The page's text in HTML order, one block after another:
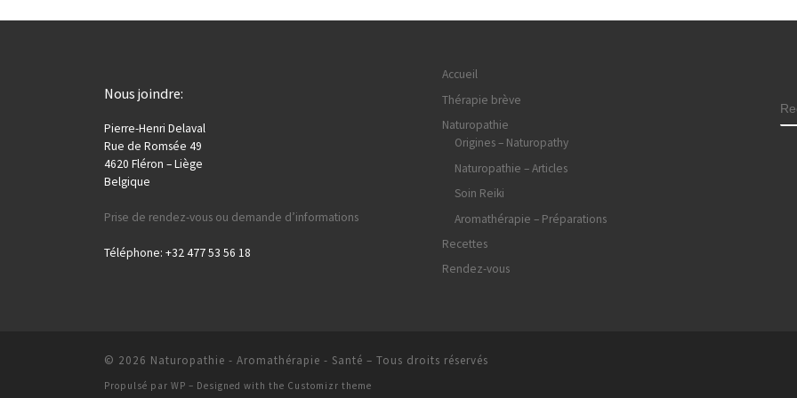
Nous joindre:
Pierre-Henri Delaval
Rue de Romsée 49
4620 Fléron – Liège
Belgique
Prise de rendez-vous ou demande d’informations
Téléphone: +32 477 53 56 18
Accueil
Thérapie brève
Naturopathie
Origines – Naturopathy
Naturopathie – Articles
Soin Reiki
Aromathérapie – Préparations
Recettes
Rendez-vous
© 2026 Naturopathie - Aromathérapie - Santé – Tous droits réservés
Propulsé par WP – Designed with the Customizr theme